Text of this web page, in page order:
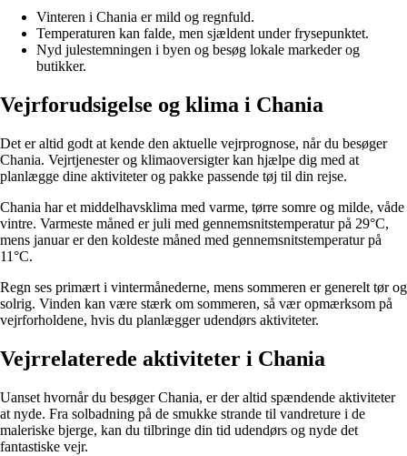
Vinteren i Chania er mild og regnfuld.
Temperaturen kan falde, men sjældent under frysepunktet.
Nyd julestemningen i byen og besøg lokale markeder og
butikker.
Vejrforudsigelse og klima i Chania
Det er altid godt at kende den aktuelle vejrprognose, når du besøger
Chania. Vejrtjenester og klimaoversigter kan hjælpe dig med at
planlægge dine aktiviteter og pakke passende tøj til din rejse.
Chania har et middelhavsklima med varme, tørre somre og milde, våde
vintre. Varmeste måned er juli med gennemsnitstemperatur på 29°C,
mens januar er den koldeste måned med gennemsnitstemperatur på
11°C.
Regn ses primært i vintermånederne, mens sommeren er generelt tør og
solrig. Vinden kan være stærk om sommeren, så vær opmærksom på
vejrforholdene, hvis du planlægger udendørs aktiviteter.
Vejrrelaterede aktiviteter i Chania
Uanset hvornår du besøger Chania, er der altid spændende aktiviteter
at nyde. Fra solbadning på de smukke strande til vandreture i de
maleriske bjerge, kan du tilbringe din tid udendørs og nyde det
fantastiske vejr.